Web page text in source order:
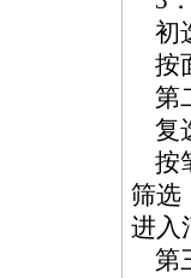
初
按
第
复
按
筛选
进入
第